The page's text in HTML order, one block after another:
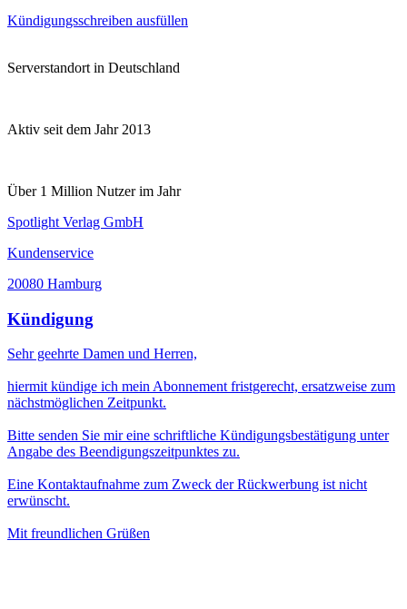
Kündigungsschreiben ausfüllen
Serverstandort in Deutschland
Aktiv seit dem Jahr 2013
Über 1 Million Nutzer im Jahr
Spotlight Verlag GmbH
Kundenservice
20080 Hamburg
Kündigung
Sehr geehrte Damen und Herren,
hiermit kündige ich mein Abonnement fristgerecht, ersatzweise zum
nächstmöglichen Zeitpunkt.
Bitte senden Sie mir eine schriftliche Kündigungsbestätigung unter
Angabe des Beendigungszeitpunktes zu.
Eine Kontaktaufnahme zum Zweck der Rückwerbung ist nicht
erwünscht.
Mit freundlichen Grüßen